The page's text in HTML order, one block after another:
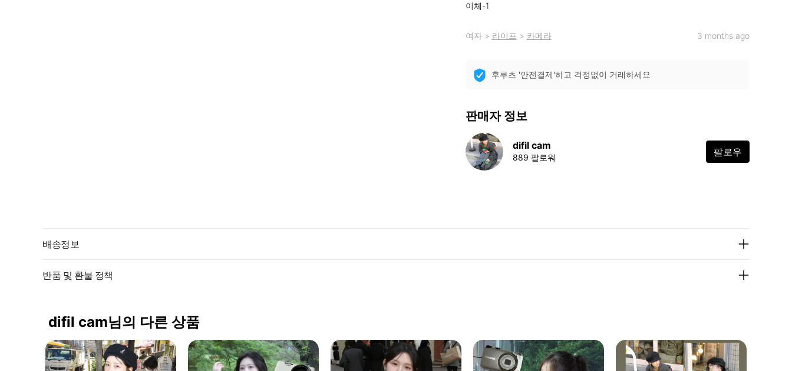
이체-1
여자> 라이프 > 카메라 3 months ago
후루츠 '안전결제'하고 걱정없이 거래하세요
판매자 정보
difil cam
889 팔로워 팔로우
배송정보
반품 및 환불 정책
difil cam님의 다른 상품